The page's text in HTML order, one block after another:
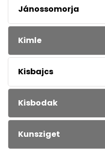
Jánossomorja
Kimle
Kisbajcs
Kisbodak
Kunsziget